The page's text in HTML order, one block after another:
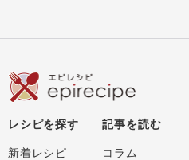
レシピを探す
新着レシピ
記事を読む
コラム